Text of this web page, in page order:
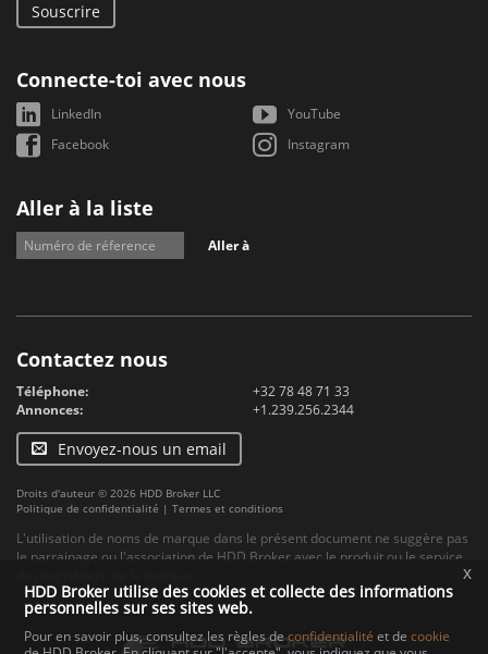
Souscrire
Connecte-toi avec nous
LinkedIn
YouTube
Facebook
Instagram
Aller à la liste
Aller à
Contactez nous
Téléphone:
+32 78 48 71 33
Annonces:
+1.239.256.2344
Envoyez-nous un email
Droits d'auteur © 2026 HDD Broker LLC
Politique de confidentialité | Termes et conditions
L'utilisation de noms de marque dans le présent document ne suggère pas
le parrainage ou l'association de HDD Broker avec le produit ou le service
HDD Broker utilise des cookies et collecte des informations
personnelles sur ses sites web.
Pour en savoir plus, consultez les règles de confidentialité et de cookie
x